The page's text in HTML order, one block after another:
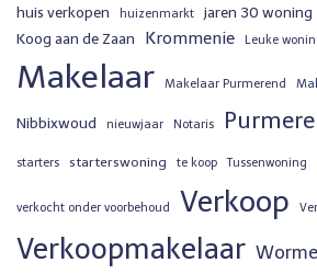
huis verkopen huizenmarkt jaren 30 woning
Koog aan de Zaan Krommenie Leuke
Makelaar Makelaar Purmerend
Nibbixwoud nieuwjaar Notaris
starters starterswoning te koop Tussenwoning
verkocht onder voorbehoud Verkoop
Verkoopmakelaar